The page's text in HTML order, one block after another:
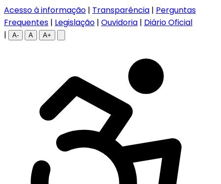
Acesso à informação | Transparência | Perguntas
Frequentes | Legislação | Ouvidoria | Diário Oficial
|
A- A A+